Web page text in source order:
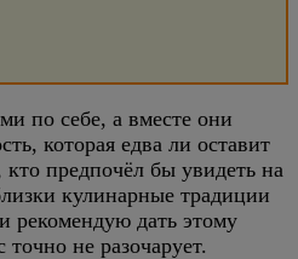
по себе, а вместе они
которая едва ли оставит
предпочёл бы увидеть на
кулинарные традиции
рекомендую дать этому
не разочарует.